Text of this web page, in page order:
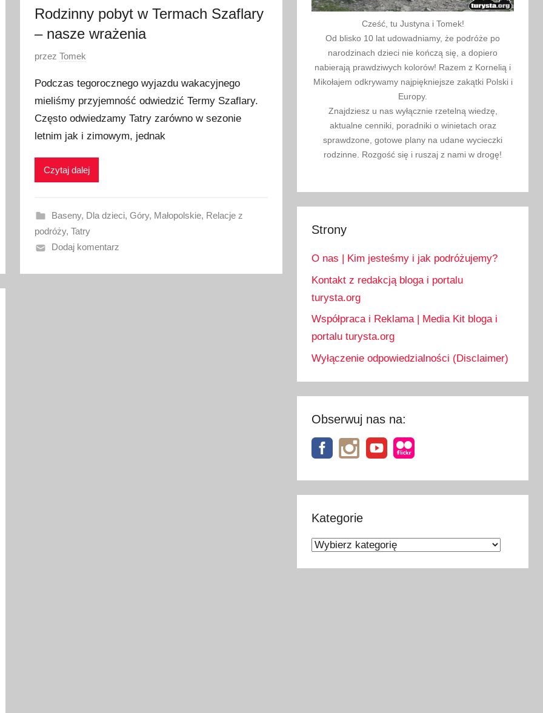
Rodzinny pobyt w Termach Szaflary
– nasze wrażenia
O
u
b
l
i
w
n
o
3
l
przezTomek
Podczas tegorocznego wyjazdu wakacyjnego
mieliśmy przyjemność odwiedzić Termy Szaflary.
Często odwiedzamy Tatry zarówno w sezonie
letnim jak i zimowym, jednak
Czytaj dalej
Baseny, Dla dzieci, Góry, Małopolskie, Relacje z
podróży,Tatry
Dodaj komentarz
Cześć, tu Justyna i Tomek!
Od blisko 10 lat udowadniamy, że podróże po
narodzinach dzieci nie kończą się, a dopiero
nabierają prawdziwych kolorów! Razem z Kornelią i
Mikołajem odkrywamy najpiękniejsze zakątki Polski i
Europy.
Znajdziesz u nas wyłącznie rzetelną wiedzę,
aktualne cenniki, poradniki o winietach oraz
sprawdzone, gotowe plany na udane wycieczki
rodzinne. Rozgość się i ruszaj z nami w drogę!
Strony
O nas | Kim jesteśmy i jak podróżujemy?
Kontakt z redakcją bloga i portalu
turysta.org
Współpraca i Reklama | Media Kit bloga i
portalu turysta.org
Wyłączenie odpowiedzialności (Disclaimer)
Obserwuj nas na:
Kategorie
Kategorie